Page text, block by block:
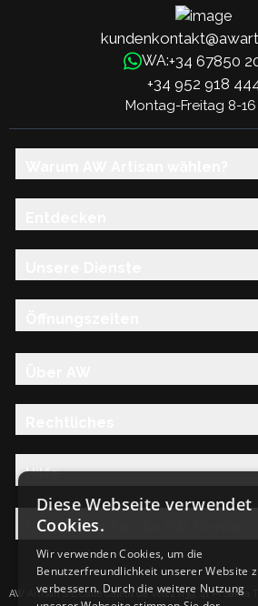
WA:+34 67850
+34 952 918
Montag-Freitag 8-
Hilfe
Entdecken Sie die AW-Familie
AW Artisan S.L.Calle Caleta de Velez n39, 41 PI Santa
Diese Webseite verwendet
Cookies.
Wir verwenden Cookies, um die
Benutzerfreundlichkeit unserer Website
verbessern. Durch die weitere Nutzung